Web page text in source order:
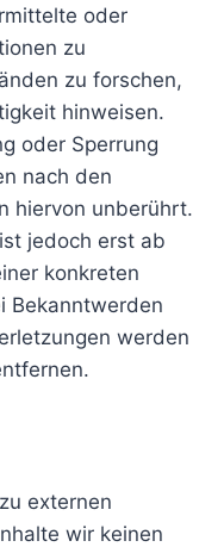
oder
zu
zu forschen,
hinweisen.
oder Sperrung
nach den
hiervon unberührt.
jedoch erst ab
konkreten
Bekanntwerden
werden
externen
wir keinen